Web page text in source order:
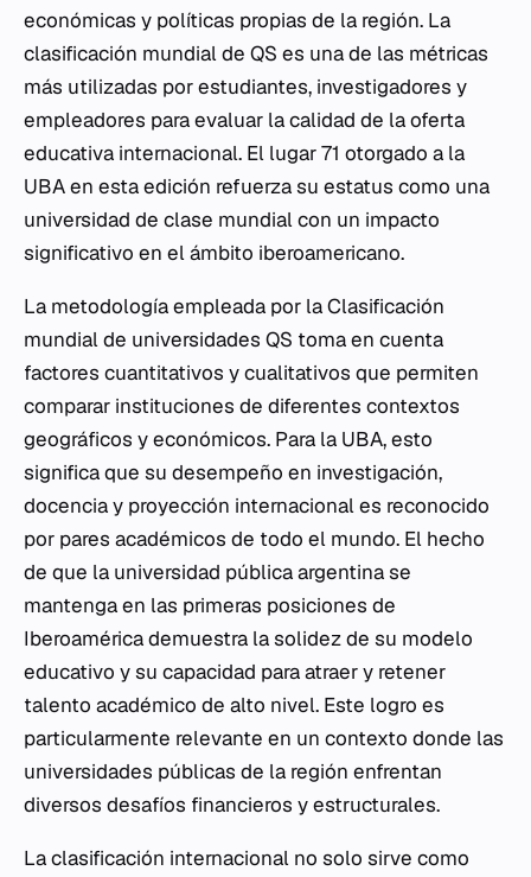
económicas y políticas propias de la región. La
clasificación mundial de QS es una de las métricas
más utilizadas por estudiantes, investigadores y
empleadores para evaluar la calidad de la oferta
educativa internacional. El lugar 71 otorgado a la
UBA en esta edición refuerza su estatus como una
universidad de clase mundial con un impacto
significativo en el ámbito iberoamericano.
La metodología empleada por la Clasificación
mundial de universidades QS toma en cuenta
factores cuantitativos y cualitativos que permiten
comparar instituciones de diferentes contextos
geográficos y económicos. Para la UBA, esto
significa que su desempeño en investigación,
docencia y proyección internacional es reconocido
por pares académicos de todo el mundo. El hecho
de que la universidad pública argentina se
mantenga en las primeras posiciones de
Iberoamérica demuestra la solidez de su modelo
educativo y su capacidad para atraer y retener
talento académico de alto nivel. Este logro es
particularmente relevante en un contexto donde las
universidades públicas de la región enfrentan
diversos desafíos financieros y estructurales.
La clasificación internacional no solo sirve como